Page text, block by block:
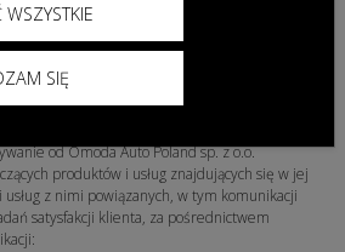
danych znajdą Państwo w
– zgoda na rzecz Omoda Auto
od Omoda Auto Poland sp. z o.o.
produktów i usług znajdujących się w jej
z nimi powiązanych, w tym komunikacji
satysfakcji klienta, za pośrednictwem
SIĘ